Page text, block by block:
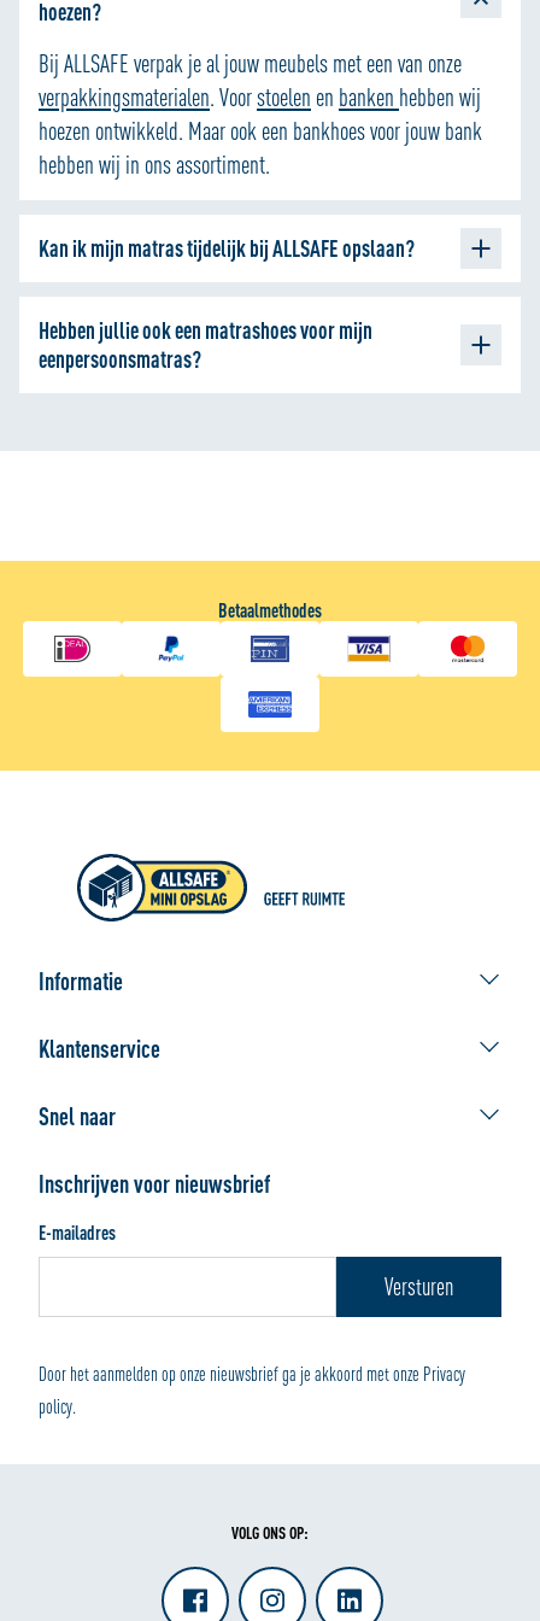
hoezen?
Bij ALLSAFE verpak je al jouw meubels met een van onze
verpakkingsmaterialen. Voorstoelen en banken hebben wij
hoezen ontwikkeld. Maar ook een bankhoes voor jouw bank
hebben wij in ons assortiment.
Kan ik mijn matras tijdelijk bij ALLSAFE opslaan?
Dat kan zeker! Bij ALLSAFEhuurje een opslagruimte vanaf
1m3. Dat is (meer dan) genoeg ruime voor jouw matrassen.
Heb je maar even extra ruime nodig? Geen probleem. Je
huurt de ruimte al vanaf 1 week én deze is wekelijks
Hebben jullie ook een matrashoes voor mijn
eenpersoonsmatras?
cm en daarmee ruim genoeg voor een (standaard)
Betaalmethodes
Inschrijven voor nieuwsbrief
E-mailadres
Door het aanmelden op onze nieuwsbrief ga je akkoord met onze Privacy
policy.
Informatie
ALLSAFE geeft ruimte
De beste verhuisdoos
Klantenservice
Contact Webshop
Bestellen
Betalen en retourneren
Handleidingen
Snel naar
Verhuisdozen
Wonen en Opbergen
VOLG ONS OP: